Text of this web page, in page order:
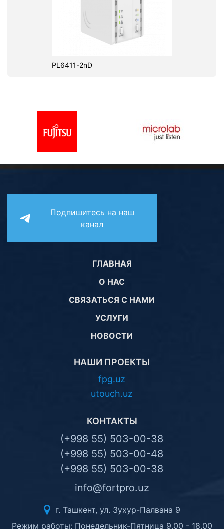
PL6411-2nD
Подпишитесь на наш
канал
ГЛАВНАЯ
О НАС
СВЯЗАТЬСЯ С НАМИ
УСЛУГИ
НОВОСТИ
НАШИ ПРОЕКТЫ
fpg.uz
utouch.uz
КОНТАКТЫ
(+998 55) 503-00-38
(+998 55) 503-00-48
(+998 55) 503-00-38
info@fortpro.uz
г. Ташкент, ул. Зухур-Палвана 9
Режим работы: Понедельник-Пятница 9.00 - 18.00